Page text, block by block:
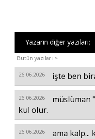
Yazarın diğer yazıları;
Bütün yazıları >
26.06.2026 işte ben
26.06.2026
müslüman
kul olur.
26.06.2026 ama kalp...